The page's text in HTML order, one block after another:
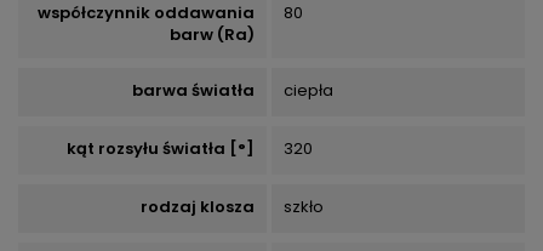
współczynnik oddawania
barw (Ra)
80
barwa światła ciepła
kąt rozsyłu światła [°] 320
rodzaj klosza szkło